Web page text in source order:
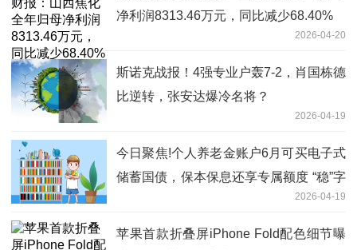
净利润8313.46万元，同比减少68.40%
2026-04-20
斯诺克战报！4强专业户轰7-2，肖国栋德
比逆转，张安达爆冷名将？
2026-04-19
今日聚焦!个人养老金账户6月可买电子式
储蓄国债，保本保息还享专属额度 “稳”字
2026-04-19
苹果首款折叠屏iPhone Fold配色细节曝